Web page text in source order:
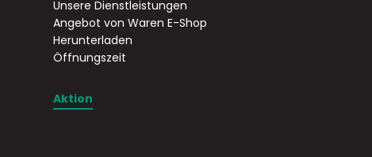
Unsere Dienstleistungen
Angebot von Waren E-Shop
Herunterladen
Öffnungszeit
Aktion